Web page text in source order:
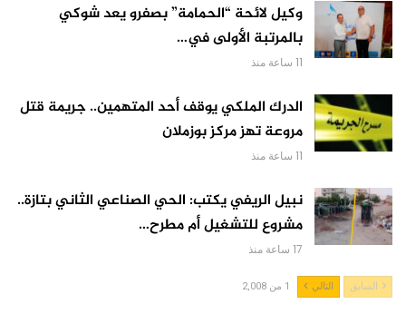
وكيل لائحة “الحمامة” بصفرو يعد شوكي
بالمرتبة الأولى في…
11 ساعة منذ
الدرك الملكي يوقف أحد المتهمين.. جريمة قتل
مروعة تهز مركز بوزملان
11 ساعة منذ
نبيل الريفي يكتب: الحي الصناعي الثاني بتازة..
مشروع للتشغيل أم مطرح…
17 ساعة منذ
السابق التالي 1 من 2,008